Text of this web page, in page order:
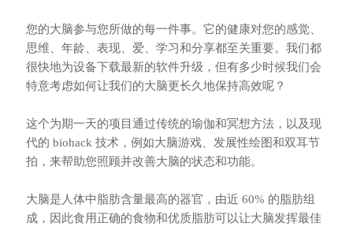
您的大脑参与您所做的每一件事。它的健康对您的感觉、
思维、年龄、表现、爱、学习和分享都至关重要。我们都
很快地为设备下载最新的软件升级，但有多少时候我们会
特意考虑如何让我们的大脑更长久地保持高效呢？
这个为期一天的项目通过传统的瑜伽和冥想方法，以及现
代的 biohack 技术，例如大脑游戏、发展性绘图和双耳节
拍，来帮助您照顾并改善大脑的状态和功能。
大脑是人体中脂肪含量最高的器官，由近 60% 的脂肪组
成，因此食用正确的食物和优质脂肪可以让大脑发挥最佳